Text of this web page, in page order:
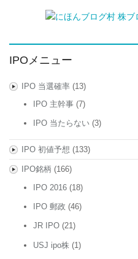
IPOメニュー
IPO 当選確率(13)
IPO 主幹事 (7)
IPO 当たらない (3)
IPO 初値予想 (133)
IPO銘柄 (166)
IPO 2016 (18)
IPO 郵政 (46)
JR IPO (21)
USJ ipo株 (1)